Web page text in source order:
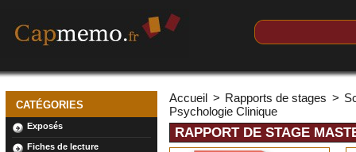
CATÉGORIES
Exposés
Fiches de lecture
Accueil > Rapports de stages >
Psychologie Clinique
RAPPORT DE STAGE